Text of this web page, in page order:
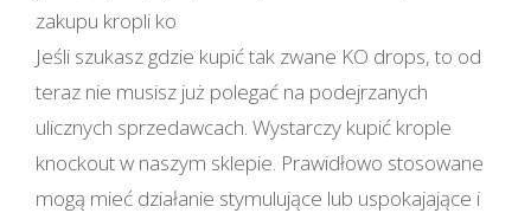
450,00 €
zakupu kropli ko
Jeśli szukasz gdzie kupić tak zwane KO drops, to od
teraz nie musisz już polegać na podejrzanych
ulicznych sprzedawcach. Wystarczy kupić krople
knockout w naszym sklepie. Prawidłowo stosowane
mogą mieć działanie stymulujące lub uspokajające i